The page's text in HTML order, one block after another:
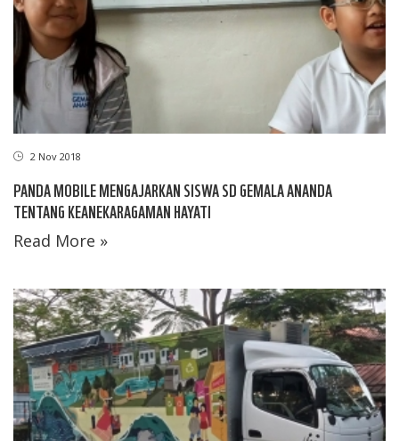
2 Nov 2018
PANDA MOBILE MENGAJARKAN SISWA SD GEMALA ANANDA
TENTANG KEANEKARAGAMAN HAYATI
Read More »